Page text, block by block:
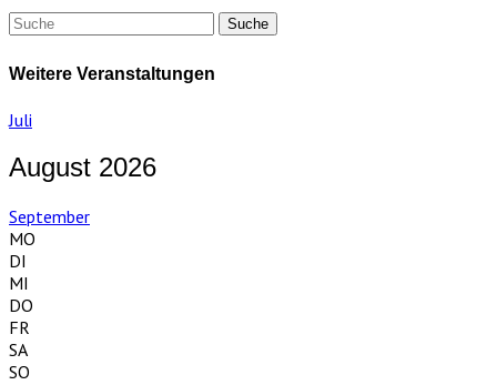
Weitere Veranstaltungen
Juli
August 2026
September
MO
DI
MI
DO
FR
SA
SO